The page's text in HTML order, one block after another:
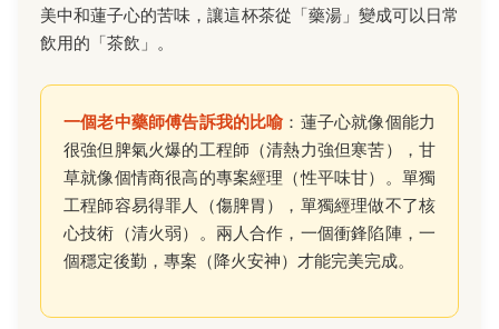
美中和蓮子心的苦味，讓這杯茶從「藥湯」變成可以日常
飲用的「茶飲」。
一個老中藥師傅告訴我的比喻 ：蓮子心就像個能力
很強但脾氣火爆的工程師（清熱力強但寒苦），甘
草就像個情商很高的專案經理（性平味甘）。單獨
工程師容易得罪人（傷脾胃），單獨經理做不了核
心技術（清火弱）。兩人合作，一個衝鋒陷陣，一
個穩定後勤，專案（降火安神）才能完美完成。